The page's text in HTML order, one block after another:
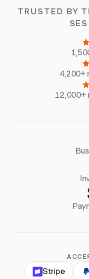
TRUSTED BY
4,200+
12,000+
Stripe